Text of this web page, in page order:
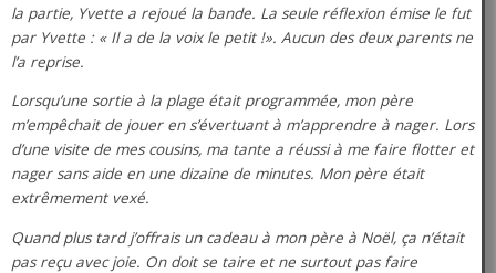
la partie, Yvette a rejoué la bande. La seule réflexion émise le fut
par Yvette : « Il a de la voix le petit !». Aucun des deux parents ne
l’a reprise.
Lorsqu’une sortie à la plage était programmée, mon père
m’empêchait de jouer en s’évertuant à m’apprendre à nager. Lors
d’une visite de mes cousins, ma tante a réussi à me faire flotter et
nager sans aide en une dizaine de minutes. Mon père était
extrêmement vexé.
Quand plus tard j’offrais un cadeau à mon père à Noël, ça n’était
pas reçu avec joie. On doit se taire et ne surtout pas faire